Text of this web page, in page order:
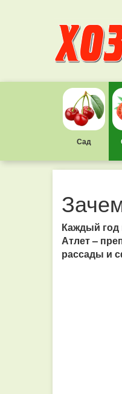
Сад
Каждый
Атлет –
рассады и